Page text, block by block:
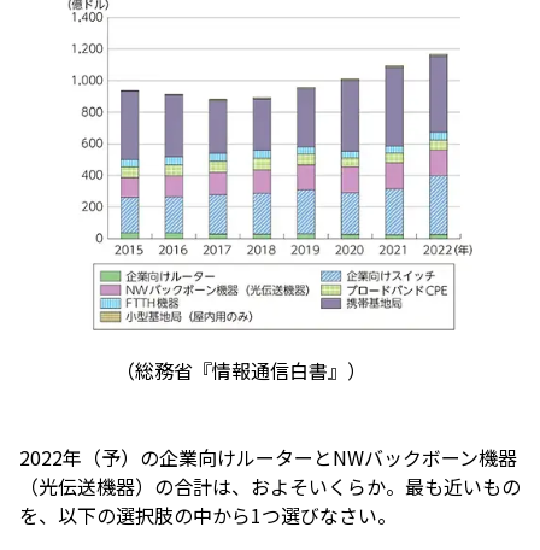
（総務省『情報通信白書』）
2022年（予）の企業向けルーターとNWバックボーン機器
（光伝送機器）の合計は、およそいくらか。最も近いもの
を、以下の選択肢の中から1つ選びなさい。